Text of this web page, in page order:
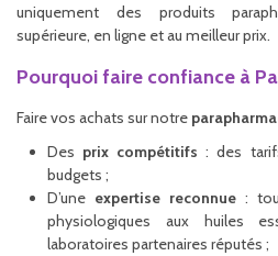
uniquement des produits
supérieure, en ligne et au meilleur prix.
Pourquoi faire confiance à
Faire vos achats sur notre
Des prix compétitifs : des
budgets ;
D’une expertise reconnue:
physiologiques aux huiles
laboratoires partenaires réputés ;